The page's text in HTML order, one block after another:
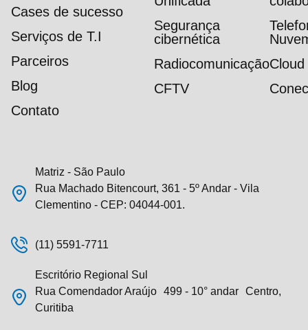
Cases de sucesso
Serviços de T.I
Parceiros
Blog
Contato
Segurança
cibernética
RadiocomunicaçãoCloud
CFTV
Matriz - São Paulo
Rua Machado Bitencourt, 361 - 5º Andar - Vila
Clementino - CEP: 04044-001.
(11) 5591-7711
Escritório Regional Sul
Rua Comendador Araújo 499 - 10° andar Centro,
Curitiba